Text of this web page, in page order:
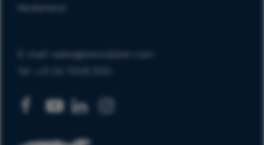
Nederland
E-mail: sales@trexrubber.com